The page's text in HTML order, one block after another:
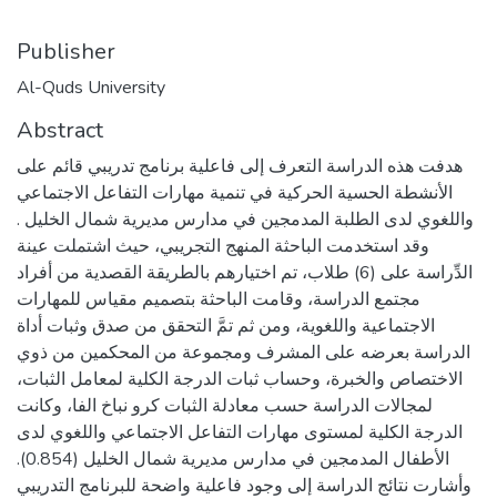
Publisher
Al-Quds University
Abstract
هدفت هذه الدراسة التعرف إلى فاعلية برنامج تدريبي قائم على
الأنشطة الحسية الحركية في تنمية مهارات التفاعل الاجتماعي
واللغوي لدى الطلبة المدمجين في مدارس مديرية شمال الخليل .
وقد استخدمت الباحثة المنهج التجريبي، حيث اشتملت عينة
الدِّراسة على (6) طلاب، تم اختيارهم بالطريقة القصدية من أفراد
مجتمع الدراسة، وقامت الباحثة بتصميم مقياس للمهارات
الاجتماعية واللغوية، ومن ثم تمَّ التحقق من صدق وثبات أداة
الدراسة بعرضه على المشرف ومجموعة من المحكمين من ذوي
الاختصاص والخبرة، وحساب ثبات الدرجة الكلية لمعامل الثبات،
لمجالات الدراسة حسب معادلة الثبات كرو نباخ الفا، وكانت
الدرجة الكلية لمستوى مهارات التفاعل الاجتماعي واللغوي لدى
الأطفال المدمجين في مدارس مديرية شمال الخليل (0.854).
وأشارت نتائج الدراسة إلى وجود فاعلية واضحة للبرنامج التدريبي